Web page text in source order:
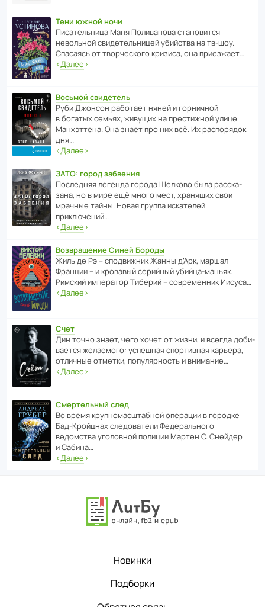
Тени южной ночи
Писа­тель­ница Маня Поли­ва­нова стано­вится
невольной свиде­тель­ницей убийства на тв-шоу.
Спасаясь от твор­че­с­кого кризиса, она приезжает…
‹Далее›
Восьмой свидетель
Руби Джонсон рабо­тает няней и горни­чной
в богатых семьях, живущих на прес­ти­жной улице
Манх­эт­тена. Она знает про них всё. Их распо­рядок
дня…
‹Далее›
ЗАТО: город забвения
После­дняя легенда города Шелково была расска­
зана, но в мире ещё много мест, хранящих свои
мрачные тайны. Новая группа иска­телей
приключений…
‹Далее›
Возвращение Синей Бороды
Жиль де Рэ – спод­ви­жник Жанны д’Арк, маршал
Франции – и кровавый серийный убийца-маньяк.
Римский импе­ратор Тиберий – совре­менник Иисуса…
‹Далее›
Счет
Дин точно знает, чего хочет от жизни, и всегда доби­
ва­ется жела­е­мого: успе­шная спор­ти­вная карьера,
отли­чные отметки, попу­ля­р­ность и внимание…
‹Далее›
Смертельный след
Во время круп­но­мас­ш­та­бной операции в городке
Бад‑Крой­цнах следо­ва­тели Феде­раль­ного
ведомства уголо­вной полиции Мартен С. Снейдер
и Сабина…
‹Далее›
Новинки
Подборки